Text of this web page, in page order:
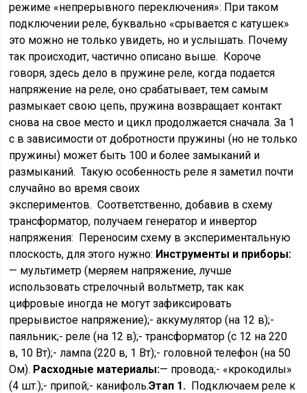
режиме «непрерывного переключения»: При таком
подключении реле, буквально «срывается с катушек»
это можно не только увидеть, но и услышать. Почему
так происходит, частично описано выше. Короче
говоря, здесь дело в пружине реле, когда подается
напряжение на реле, оно срабатывает, тем самым
размыкает свою цепь, пружина возвращает контакт
снова на свое место и цикл продолжается сначала. За 1
с в зависимости от добротности пружины (но не только
пружины) может быть 100 и более замыканий и
размыканий. Такую особенность реле я заметил почти
случайно во время своих
экспериментов. Соответственно, добавив в схему
трансформатор, получаем генератор и инвертор
напряжения: Переносим схему в экспериментальную
плоскость, для этого нужно: Инструменты и приборы:
— мультиметр (меряем напряжение, лучше
использовать стрелочный вольтметр, так как
цифровые иногда не могут зафиксировать
прерывистое напряжение);- аккумулятор (на 12 в);-
паяльник;- реле (на 12 в);- трансформатор (с 12 на 220
в, 10 Вт);- лампа (220 в, 1 Вт);- головной телефон (на 50
Ом). Расходные материалы:— провода;- «крокодилы»
(4 шт.);- припой;- канифоль.Этап 1. Подключаем реле к